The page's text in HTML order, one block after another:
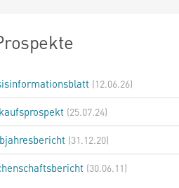
(12.06.26)
(25.07.24)
(31.12.20)
(30.06.11)